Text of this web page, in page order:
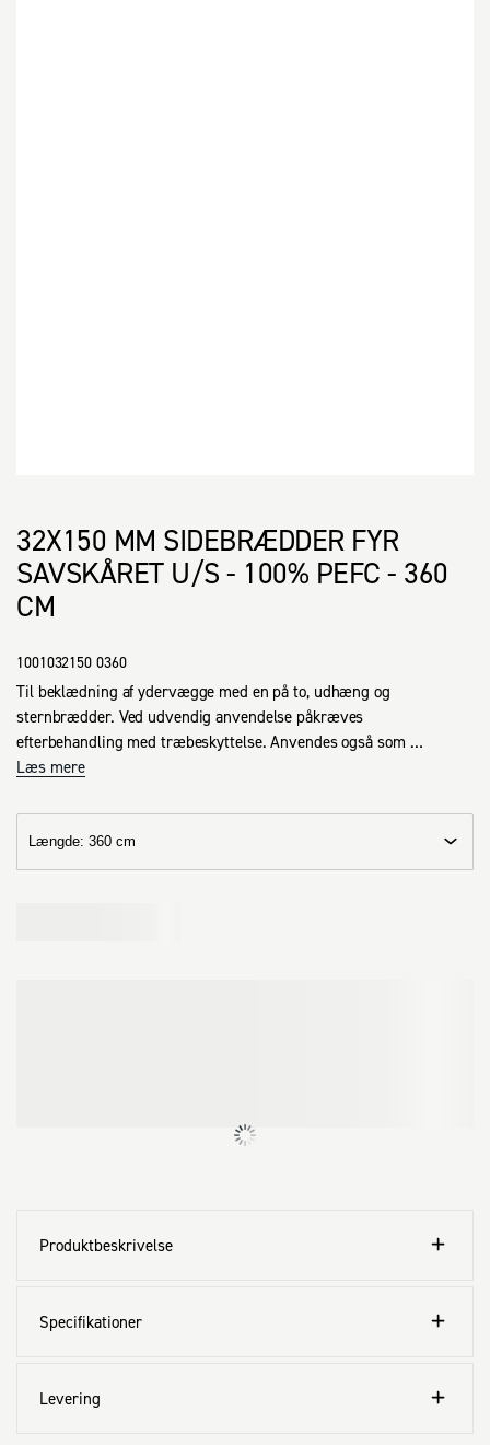
32X150 MM SIDEBRÆDDER FYR
SAVSKÅRET U/S - 100% PEFC - 360
CM
1001032150 0360
Til beklædning af ydervægge med en på to, udhæng og
sternbrædder. Ved udvendig anvendelse påkræves
efterbehandling med træbeskyttelse. Anvendes også som
indendørs snedkertræ. Sortering: u/s, benævnt usorteret,
med et fugtindhold på 14 - 18 %.
Læs mere
Længde: 360 cm
Produktbeskrivelse
Specifikationer
Levering